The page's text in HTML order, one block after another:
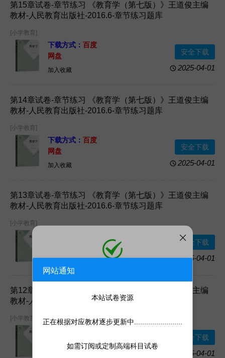
第15章试卷-章节练习 《教育学（第七版）》王道俊主编
教材-人民教育出版社-2016.6-章节练习题库
[小学教育]
下载方式： 百度
网盘
加入收藏 2025-04-01
安全下载
第14章试卷-章节练习 《教育学（第七版）》王道俊主编
教材-人民教育出版社-2016.6-章节练习题库
[小学教育]
下载方式： 百度
网盘
加入收藏 2025-04-01
安全下载
第13章试卷-章节练习 《教育学（第七版）》王道俊主编
教材-人民教育出版社-2016.6-章节练习题库
[小学教育]
2025-04-01
安全下载
第12章试卷-章节练习 《教育学（第七版）》王道俊主编
教材-人民教育出版社-2016.6-章节练习题库
[小学教育]
2025-04-01
安全下载
网站通知
本站试卷资源
正在根据对应教材逐步更新中........................
如需订阅或定制高端科目试卷
添加客服为微信好友，人工处理更快